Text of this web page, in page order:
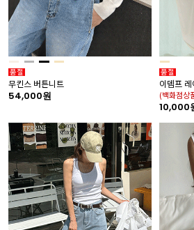
무킨스 버튼니트
54,000원
이뎀프
(백화점상
10,000